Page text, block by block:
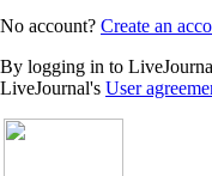
No account? Create an
By logging in to
LiveJournal's User